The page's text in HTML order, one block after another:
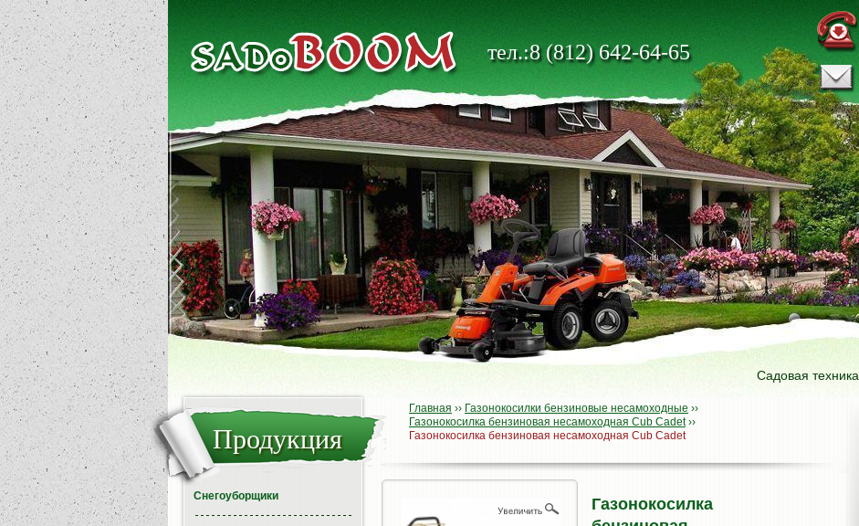
тел.:8 (812) 642-64-65
Садовая техника
Главная ›› Газонокосилки бензиновые несамоходные ››
Газонокосилка бензиновая несамоходная Cub Cadet››
Газонокосилка бензиновая несамоходная Cub Cadet
Газонокосилка
Продукция
Снегоуборщики